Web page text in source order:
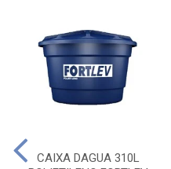
CAIXA DAGUA 310L